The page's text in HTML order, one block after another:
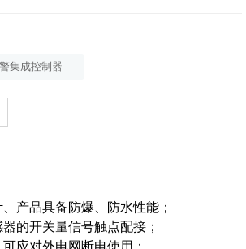
集成控制器
产品具备防爆、防水性能；
的开关量信号触点配接；
应对外电网断电使用；